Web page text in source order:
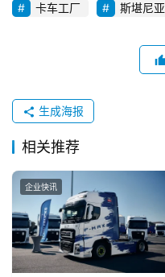
独
家
资
讯
卡车工厂 斯堪尼亚
生成海报
相关推荐
企业快讯